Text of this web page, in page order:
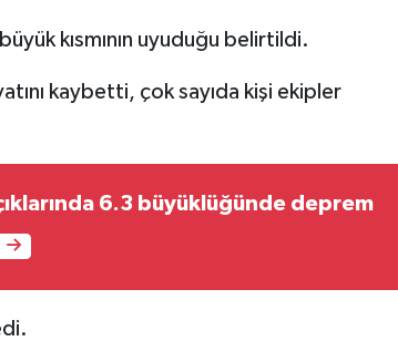
kısmının uyuduğu belirtildi.
kaybetti, çok sayıda kişi ekipler
6.3 büyüklüğünde deprem